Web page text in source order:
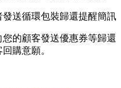
送循環包裝歸還提醒簡訊
的顧客發送優惠券等歸還
購意願。